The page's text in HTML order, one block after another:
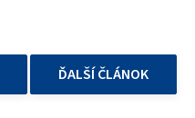
ĎALŠÍ ČLÁNOK